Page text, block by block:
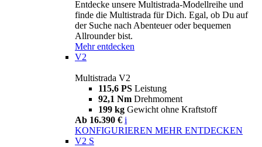
Entdecke unsere Multistrada-Modellreihe und
finde die Multistrada für Dich. Egal, ob Du auf
der Suche nach Abenteuer oder bequemen
Allrounder bist.
Mehr entdecken
V2
Multistrada V2
115,6 PS Leistung
92,1 Nm Drehmoment
199 kg Gewicht ohne Kraftstoff
Ab 16.390 € i
KONFIGURIEREN MEHR ENTDECKEN
V2 S